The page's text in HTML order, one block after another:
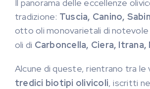
Il panorama delle eccellenze
tradizione: Tuscia, Canino,
otto oli monovarietali di notevole
oli di Carboncella, Ciera,
Alcune di queste, rientrano tra
tredici biotipi olivicoli, iscritti